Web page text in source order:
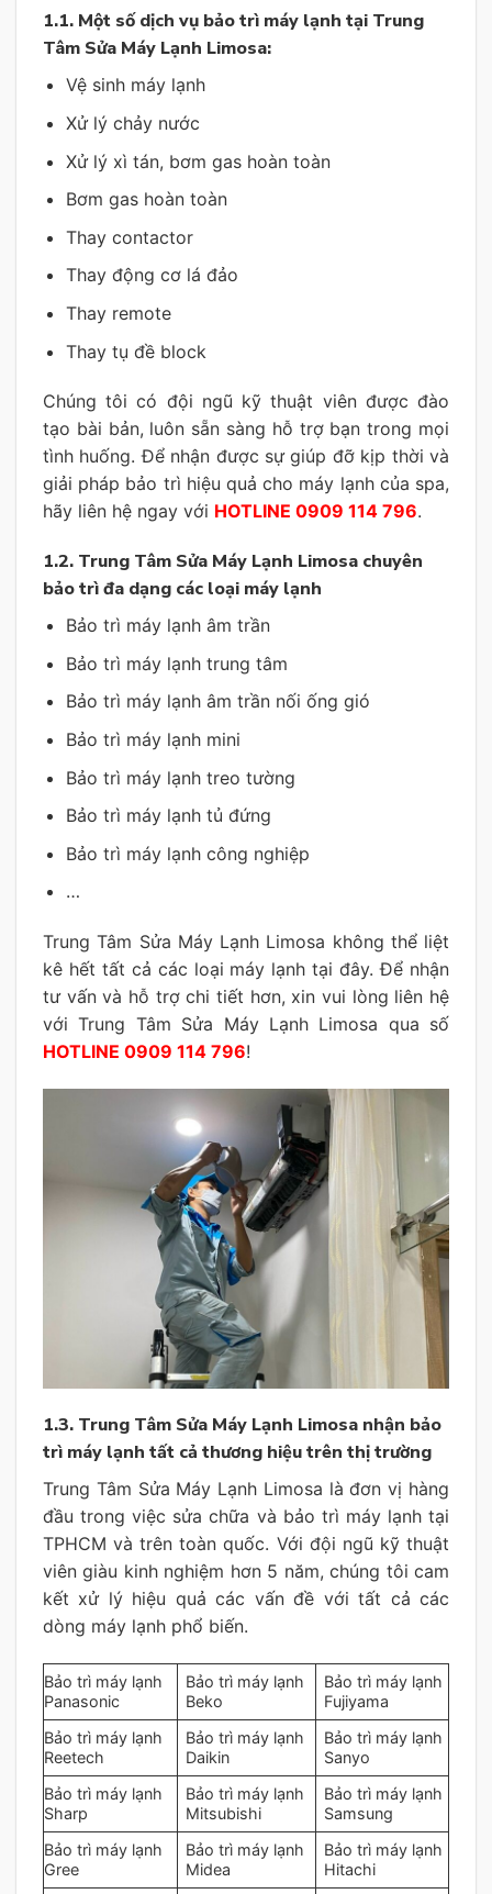
1.1. Một số dịch vụ bảo trì máy lạnh tại Trung
Tâm Sửa Máy Lạnh Limosa:
Vệ sinh máy lạnh
Xử lý chảy nước
Xử lý xì tán, bơm gas hoàn toàn
Bơm gas hoàn toàn
Thay contactor
Thay động cơ lá đảo
Thay remote
Thay tụ đề block
Chúng tôi có đội ngũ kỹ thuật viên được đào
tạo bài bản, luôn sẵn sàng hỗ trợ bạn trong mọi
tình huống. Để nhận được sự giúp đỡ kịp thời và
giải pháp bảo trì hiệu quả cho máy lạnh của spa,
hãy liên hệ ngay với HOTLINE 0909 114 796.
1.2. Trung Tâm Sửa Máy Lạnh Limosa chuyên
bảo trì đa dạng các loại máy lạnh
Bảo trì máy lạnh âm trần
Bảo trì máy lạnh trung tâm
Bảo trì máy lạnh âm trần nối ống gió
Bảo trì máy lạnh mini
Bảo trì máy lạnh treo tường
Bảo trì máy lạnh tủ đứng
Bảo trì máy lạnh công nghiệp
…
Trung Tâm Sửa Máy Lạnh Limosa không thể liệt
kê hết tất cả các loại máy lạnh tại đây. Để nhận
tư vấn và hỗ trợ chi tiết hơn, xin vui lòng liên hệ
với Trung Tâm Sửa Máy Lạnh Limosa qua số
HOTLINE 0909 114 796!
1.3. Trung Tâm Sửa Máy Lạnh Limosa nhận bảo
trì máy lạnh tất cả thương hiệu trên thị trường
Trung Tâm Sửa Máy Lạnh Limosa là đơn vị hàng
đầu trong việc sửa chữa và bảo trì máy lạnh tại
TPHCM và trên toàn quốc. Với đội ngũ kỹ thuật
viên giàu kinh nghiệm hơn 5 năm, chúng tôi cam
kết xử lý hiệu quả các vấn đề với tất cả các
dòng máy lạnh phổ biến.
Bảo trì máy lạnh
Panasonic
Bảo trì máy lạnh
Beko
Bảo trì máy lạnh
Fujiyama
Bảo trì máy lạnh
Reetech
Bảo trì máy lạnh
Daikin
Bảo trì máy lạnh
Sanyo
Bảo trì máy lạnh
Sharp
Bảo trì máy lạnh
Mitsubishi
Bảo trì máy lạnh
Samsung
Bảo trì máy lạnh
Gree
Bảo trì máy lạnh
Midea
Bảo trì máy lạnh
Hitachi